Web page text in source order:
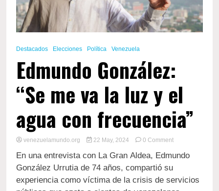
Destacados Elecciones Política Venezuela
Edmundo González:
“Se me va la luz y el
agua con frecuencia”
venezuelamundo.org 22 May, 2024 0 Commenton
González:
“Se
va
En una entrevista con La Gran Aldea, Edmundo
González Urrutia de 74 años, compartió su
experiencia como víctima de la crisis de servicios